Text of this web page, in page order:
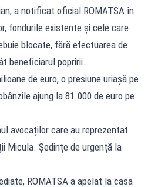
a notificat oficial ROMATSA în
fondurile existente și cele care
blocate, fără efectuarea de
beneficiarul popririi.
de euro, o presiune uriașă pe
ajung la 81.000 de euro pe
avocaților care au reprezentat
Micula. Ședințe de urgență la
ROMATSA a apelat la casa